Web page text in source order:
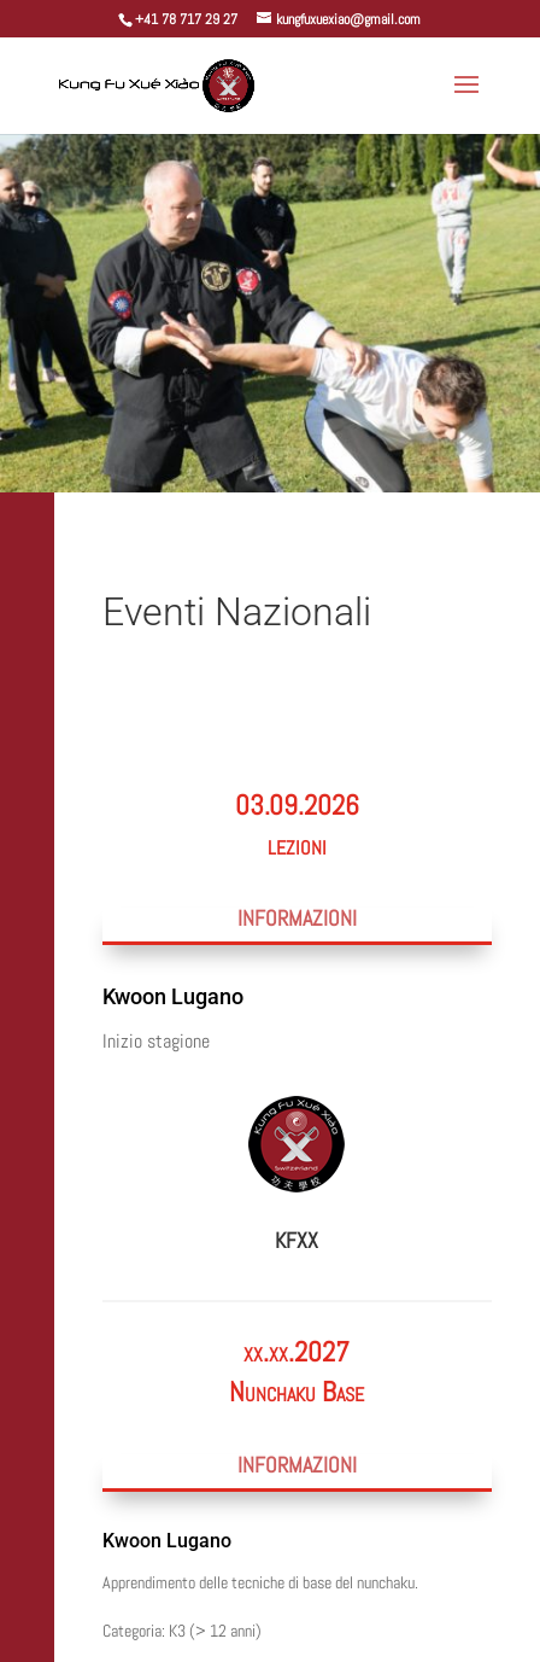
+41 78 717 29 27 kungfuxuexiao@gmail.com
Eventi Nazionali
03.09.2026
lezioni
INFORMAZIONI
Kwoon Lugano
Inizio stagione
KFXX
xx.xx.2027
Nunchaku Base
INFORMAZIONI
Kwoon Lugano
Apprendimento delle tecniche di base del nunchaku.
Categoria: K3 (> 12 anni)